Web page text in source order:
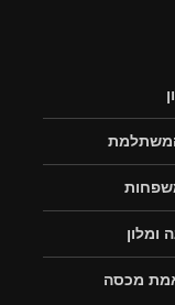
המשתלמת
ומלון
מכסה